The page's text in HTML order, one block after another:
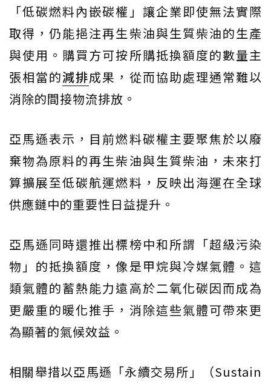
「低碳燃料內嵌碳權」讓企業即使無法實際
取得，仍能挹注再生柴油與生質柴油的生產
與使用。購買方可按所購抵換額度的數量主
張相當的減排成果，從而協助處理通常難以
消除的間接物流排放。
亞馬遜表示，目前燃料碳權主要聚焦於以廢
棄物為原料的再生柴油與生質柴油，未來打
算擴展至低碳航運燃料，反映出海運在全球
供應鏈中的重要性日益提升。
亞馬遜同時還推出標榜中和所謂「超級污染
物」的抵換額度，像是甲烷與冷媒氣體。這
類氣體的蓄熱能力遠高於二氧化碳因而成為
更嚴重的暖化推手，消除這些氣體可帶來更
為顯著的氣候效益。
相關舉措以亞馬遜「永續交易所」（Sustain